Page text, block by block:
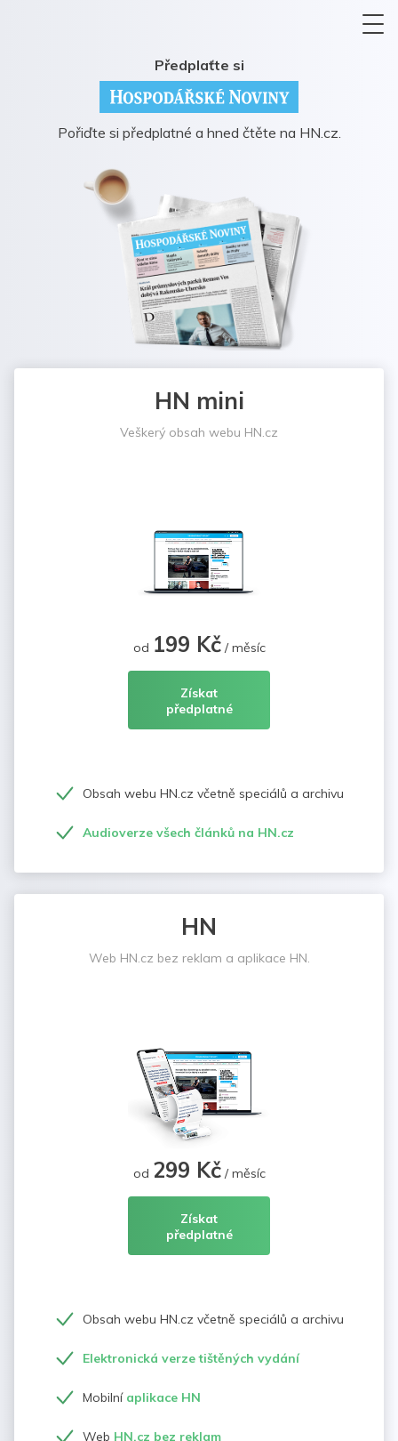
Předplaťte si
Pořiďte si předplatné a hned čtěte na HN.cz.
HN mini
Veškerý obsah webu HN.cz
od 199 Kč/ měsíc
Získat
předplatné
Obsah webu HN.cz včetně speciálů a archivu
Audioverze všech článků na HN.cz
HN
Web HN.cz bez reklam a aplikace HN.
od 299 Kč/ měsíc
Získat
předplatné
Obsah webu HN.cz včetně speciálů a archivu
Elektronická verze tištěných vydání
Mobilní aplikace HN
Web HN.cz bez reklam